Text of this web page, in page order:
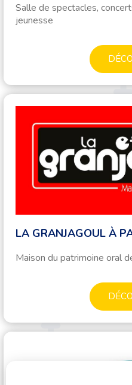
Salle de spectacles,
jeunesse
LA GRANJAGOUL À
Maison du patrimoine oral